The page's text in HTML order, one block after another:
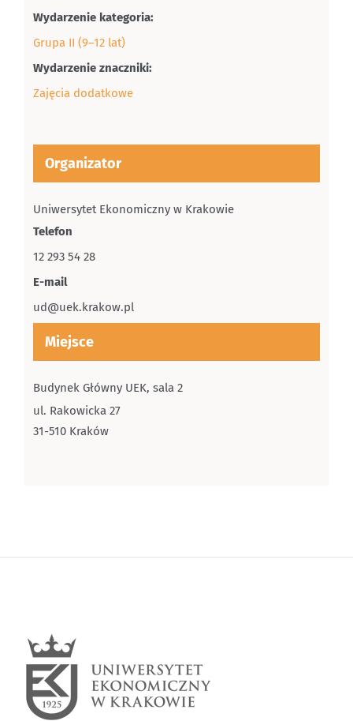
Wydarzenie kategoria:
Grupa II (9–12 lat)
Wydarzenie znaczniki:
Zajęcia dodatkowe
Miejsce
Budynek Główny UEK, sala 2
ul. Rakowicka 27
31-510 Kraków
Organizator
Uniwersytet Ekonomiczny w Krakowie
Telefon
12 293 54 28
E-mail
ud@uek.krakow.pl